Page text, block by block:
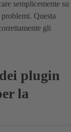
semplicemente su
Questa
gli
plugin
la